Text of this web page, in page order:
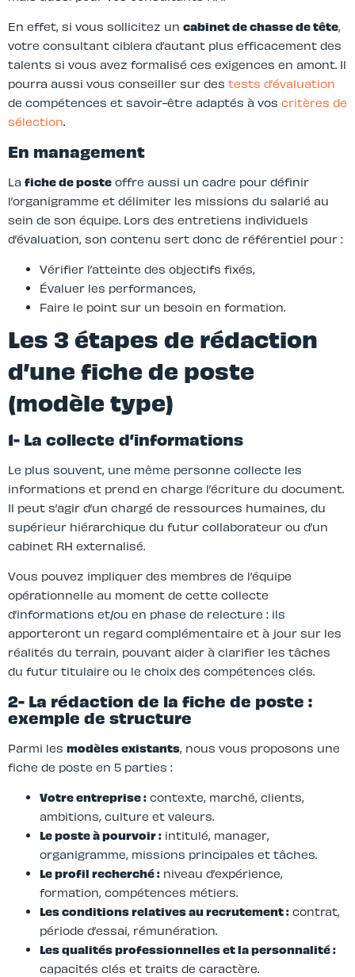
En effet, si vous sollicitez un cabinet de chasse de tête,
votre consultant ciblera d’autant plus efficacement des
talents si vous avez formalisé ces exigences en amont. Il
pourra aussi vous conseiller sur des tests d’évaluation
de compétences et savoir-être adaptés à vos critères de
sélection.
En management
La fiche de poste offre aussi un cadre pour définir
l’organigramme et délimiter les missions du salarié au
sein de son équipe. Lors des entretiens individuels
d’évaluation, son contenu sert donc de référentiel pour :
Vérifier l’atteinte des objectifs fixés,
Évaluer les performances,
Faire le point sur un besoin en formation.
Les 3 étapes de rédaction
d’une fiche de poste
(modèle type)
1- La collecte d’informations
Le plus souvent, une même personne collecte les
informations et prend en charge l’écriture du document.
Il peut s’agir d’un chargé de ressources humaines, du
supérieur hiérarchique du futur collaborateur ou d’un
cabinet RH externalisé.
Vous pouvez impliquer des membres de l’équipe
opérationnelle au moment de cette collecte
d’informations et/ou en phase de relecture : ils
apporteront un regard complémentaire et à jour sur les
réalités du terrain, pouvant aider à clarifier les tâches
du futur titulaire ou le choix des compétences clés.
2- La rédaction de la fiche de poste :
exemple de structure
Parmi les modèles existants, nous vous proposons une
fiche de poste en 5 parties :
Votre entreprise : contexte, marché, clients,
ambitions, culture et valeurs.
Le poste à pourvoir : intitulé, manager,
organigramme, missions principales et tâches.
Le profil recherché : niveau d’expérience,
formation, compétences métiers.
Les conditions relatives au recrutement : contrat,
période d’essai, rémunération.
Les qualités professionnelles et la personnalité :
capacités clés et traits de caractère.